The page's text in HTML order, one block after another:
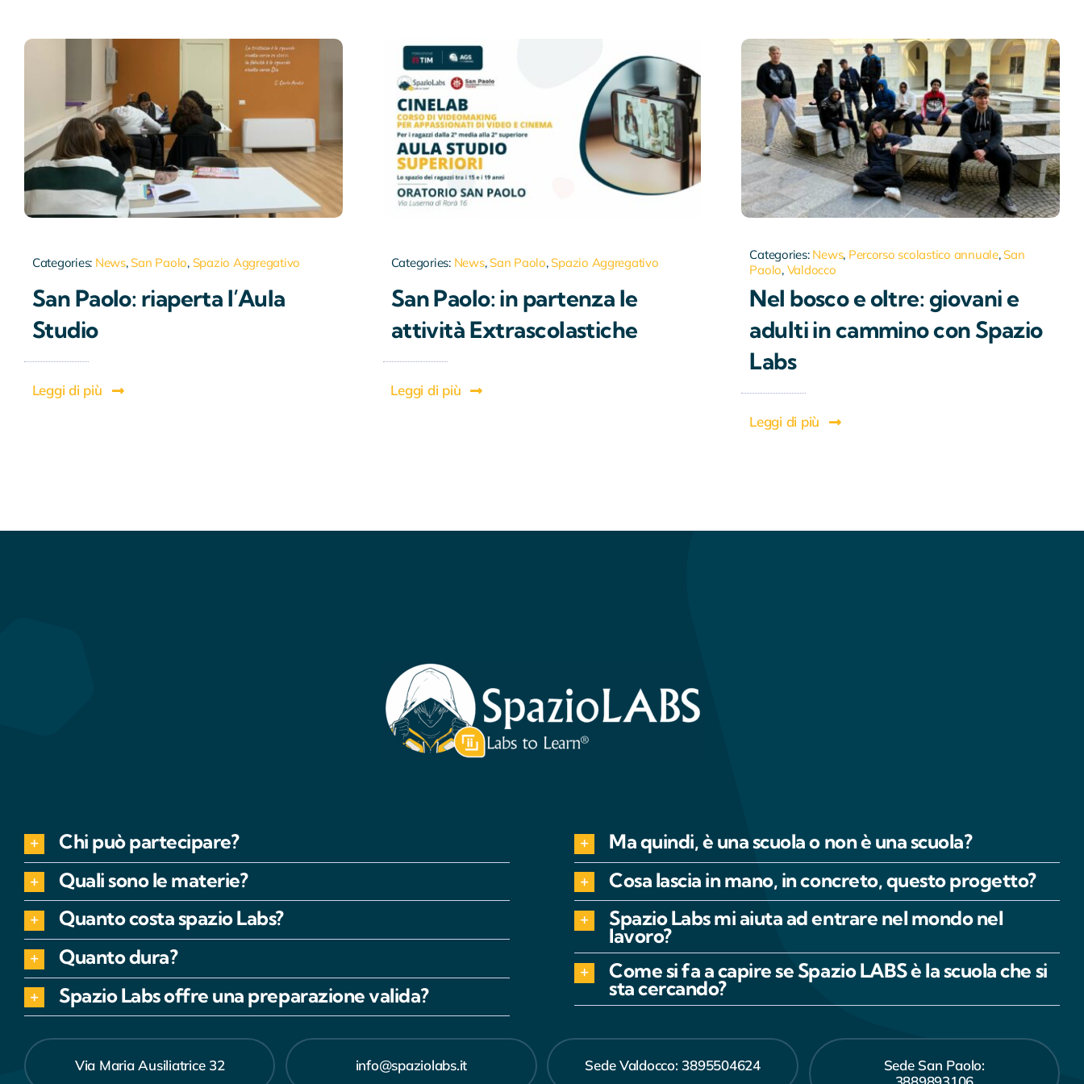
Categories: News, San Paolo, Spazio Aggregativo
San Paolo: riaperta l’Aula
Studio
Leggi di più
Categories: News, San Paolo, Spazio Aggregativo
San Paolo: in partenza le
attività Extrascolastiche
Leggi di più
Categories: News, Percorso scolastico annuale, San
Paolo, Valdocco
Nel bosco e oltre: giovani e
adulti in cammino con Spazio
Labs
Leggi di più
Chi può partecipare?
Quali sono le materie?
Quanto costa spazio Labs?
Quanto dura?
Spazio Labs offre una preparazione valida?
Ma quindi, è una scuola o non è una scuola?
Cosa lascia in mano, in concreto, questo progetto?
Spazio Labs mi aiuta ad entrare nel mondo nel
lavoro?
Come si fa a capire se Spazio LABS è la scuola che si
sta cercando?
Via Maria Ausiliatrice 32 info@spaziolabs.it Sede Valdocco: 3895504624
Sede San Paolo: